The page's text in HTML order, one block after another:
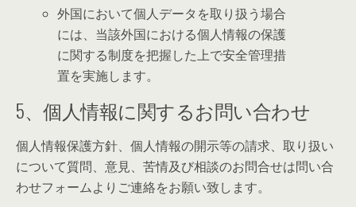
外国において個人データを取り扱う場合
には、当該外国における個人情報の保護
に関する制度を把握した上で安全管理措
置を実施します。
5、個人情報に関するお問い合わせ
個人情報保護方針、個人情報の開示等の請求、取り扱い
について質問、意見、苦情及び相談のお問合せは問い合
わせフォームよりご連絡をお願い致します。